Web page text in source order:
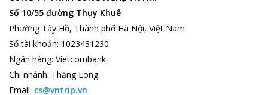
Số 10/55 đường Thụy Khuê
Phường Tây Hồ, Thành phố Hà Nội, Việt Nam
Số tài khoản: 1023431230
Ngân hàng: Vietcombank
Chi nhánh: Thăng Long
Email: cs@vntrip.vn